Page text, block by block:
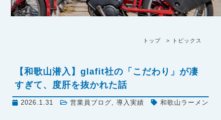
トップ トピックス
【和歌山潜入】glafit社の「こだわり」が凄
すぎて、度肝を抜かれた話
2026.1.31 営業員ブログ,導入実績 和歌山ラーメン